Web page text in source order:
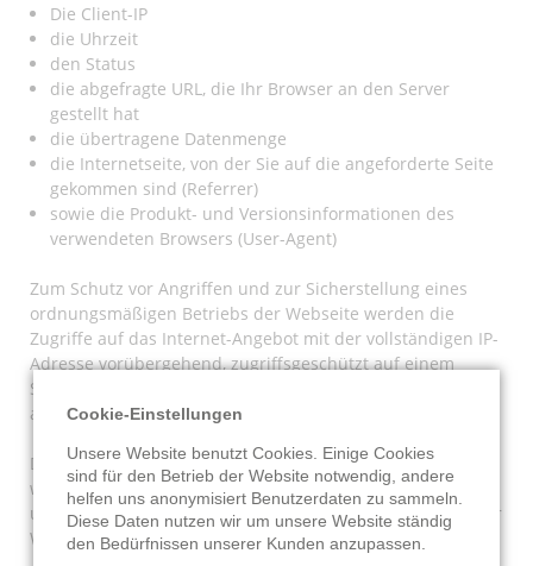
Die Client-IP
die Uhrzeit
den Status
die abgefragte URL, die Ihr Browser an den Server
gestellt hat
die übertragene Datenmenge
die Internetseite, von der Sie auf die angeforderte Seite
gekommen sind (Referrer)
sowie die Produkt- und Versionsinformationen des
verwendeten Browsers (User-Agent)
Zum Schutz vor Angriffen und zur Sicherstellung eines
ordnungsmäßigen Betriebs der Webseite werden die
Zugriffe auf das Internet-Angebot mit der vollständigen IP-
Adresse vorübergehend, zugriffsgeschützt auf einem
Sicherheitssystem (Firewall) automatisiert gespeichert und
auf mögliche Risiken hin analysiert.
Die Auswertung der Logfiles erlaubt uns mögliche Fehler
wie z.B. defekte Links oder Programmfehler zu erkennen
und so die Weiterentwicklung und stetige Optimierung der
Webseite zu gewährleisten.
Cookie-Einstellungen
Unsere Website benutzt Cookies. Einige Cookies
sind für den Betrieb der Website notwendig, andere
helfen uns anonymisiert Benutzerdaten zu sammeln.
Diese Daten nutzen wir um unsere Website ständig
den Bedürfnissen unserer Kunden anzupassen.